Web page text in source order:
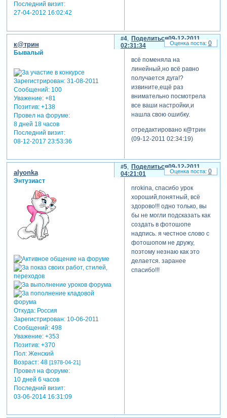
Последний визит:
27-04-2012 16:02:42
Поделиться
4
09-12-2011
02:31:34
к@трин
Бывалый
Зарегистрирован: 31-08-2011
Сообщений:100
Уважение: +81
Позитив: +138
Провел на форуме:
8 дней 18 часов
Последний визит:
08-12-2017 23:53:36
всё поменяла на
линейный,но всё равно
получается дуга!?
извините,ещё раз
внимательно посмотрела
все ваши настройки,и
нашла свою ошибку.
отредактировано к@трин
(09-12-2011 02:34:19)
0
Поделиться
5
09-12-2011
04:21:01
alyonka
Энтузиаст
Откуда:Россия
Зарегистрирован: 10-06-2011
Сообщений:498
Уважение: +353
Позитив: +370
Пол:Женский
Возраст:48 [1978-04-21]
Провел на форуме:
10 дней 6 часов
Последний визит:
03-06-2014 16:31:09
nrokina, спасибо урок
хороший,понятный, всё
здорово!!! одно только, вы
бы не могли подсказать как
создать в фотошопе
надпись. я честное слово с
фотошопом не дружу,
поэтому незнаю как это
делается. заранее
спасибо!!!
0